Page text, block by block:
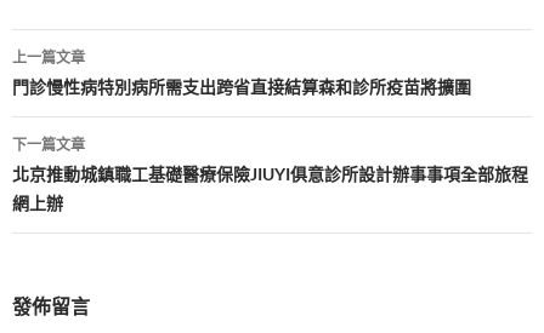
文
章
導
覽
上一篇文章
門診慢性病特別病所需支出跨省直接結算森和診所疫苗將擴圍
下一篇文章
北京推動城鎮職工基礎醫療保險JIUYI俱意診所設計辦事事項全部旅程
網上辦
發佈留言